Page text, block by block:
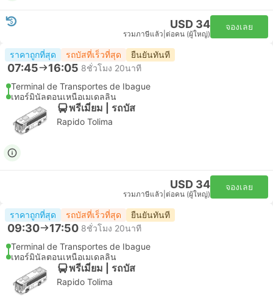
USD 34
รวมภาษีแล้ว ต่อคน (ผู้ใหญ่)
จองเลย
ราคาถูกที่สุด รถบัสที่เร็วที่สุด ยืนยันทันที
07:45 16:05 8ชั่วโมง 20นาที
Terminal de Transportes de Ibague
เทอร์มินัลตอนเหนือเมเดลลิน
พรีเมี่ยม | รถบัส
Rapido Tolima
USD 34
รวมภาษีแล้ว ต่อคน (ผู้ใหญ่)
จองเลย
ราคาถูกที่สุด รถบัสที่เร็วที่สุด ยืนยันทันที
09:30 17:50 8ชั่วโมง 20นาที
Terminal de Transportes de Ibague
เทอร์มินัลตอนเหนือเมเดลลิน
พรีเมี่ยม | รถบัส
Rapido Tolima